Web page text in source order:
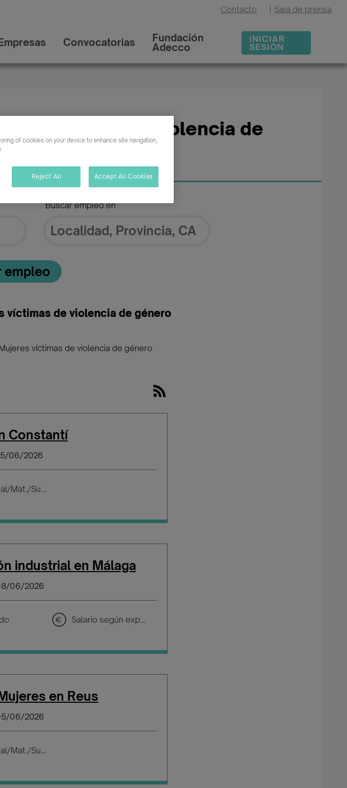
Contacto Sala de prensa
Convocatorias Fundación
Adecco
INICIAR
SESIÓN
víctimas de violencia de
Buscar empleo en
empleo
víctimas de violencia de género
víctimas de violencia de género
Constantí
06/2026
Temporal/Mat./Sustitución/...
industrial en Málaga
06/2026
Salario según experiencia
en Reus
06/2026
Temporal/Mat./Sustitución/...
of cookies on your device to enhance site navigation,
Reject All Accept All Cookies